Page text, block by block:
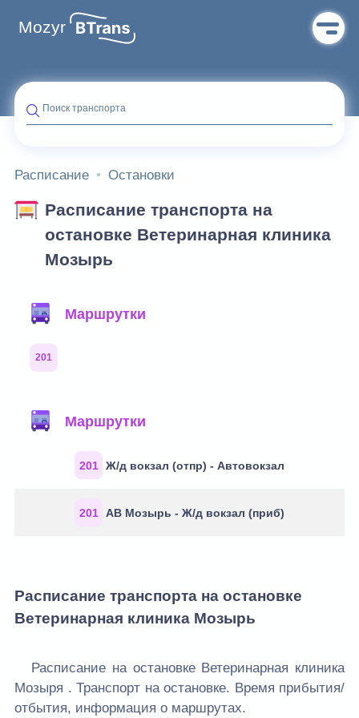
Mozyr
Поиск транспорта
Расписание Остановки
Расписание транспорта на
остановке Ветеринарная клиника
Мозырь
Маршрутки
201
Маршрутки
201 Ж/д вокзал (отпр) - Автовокзал
201 АВ Мозырь - Ж/д вокзал (приб)
Расписание транспорта на остановке
Ветеринарная клиника Мозырь
Расписание на остановке Ветеринарная клиника
Мозыря . Транспорт на остановке. Время прибытия/
отбытия, информация о маршрутах.